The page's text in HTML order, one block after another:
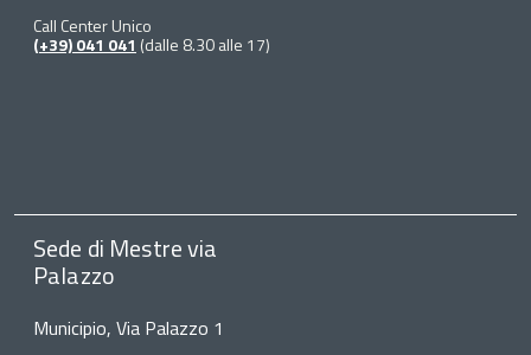
Call Center Unico
(+39) 041 041 (dalle 8.30 alle 17)
Sede di Mestre via
Palazzo
Municipio, Via Palazzo 1